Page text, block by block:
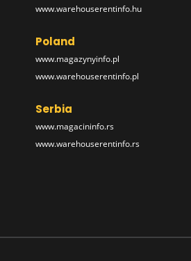
www.warehouserentinfo.hu
Poland
www.magazynyinfo.pl
www.warehouserentinfo.pl
Serbia
www.magacininfo.rs
www.warehouserentinfo.rs